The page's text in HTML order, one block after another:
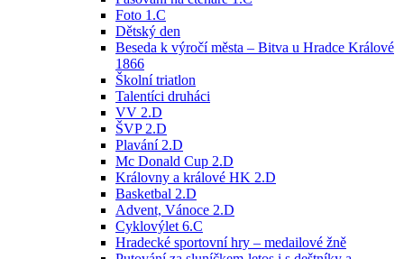
Foto 1.C
Dětský den
Beseda k výročí města – Bitva u Hradce Králové
1866
Školní triatlon
Talentíci druháci
VV 2.D
ŠVP 2.D
Plavání 2.D
Mc Donald Cup 2.D
Královny a králové HK 2.D
Basketbal 2.D
Advent, Vánoce 2.D
Cyklovýlet 6.C
Hradecké sportovní hry – medailové žně